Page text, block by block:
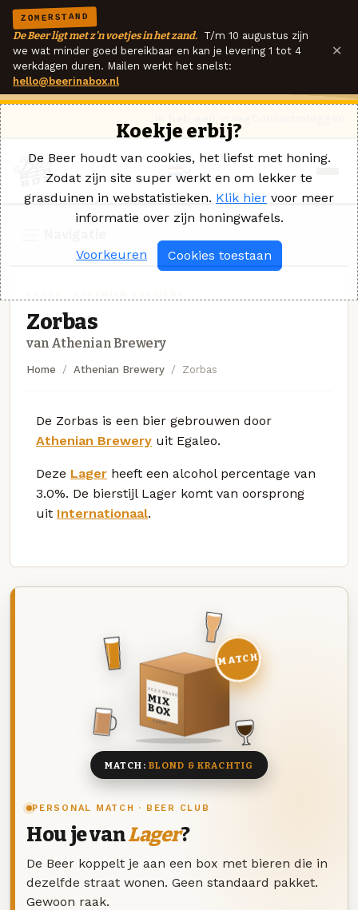
ZOMERSTAND
De Beer ligt met z'n voetjes in het zand. T/m 10 augustus zijn
we wat minder goed bereikbaar en kan je levering 1 tot 4
werkdagen duren. Mailen werkt het snelst:
hello@beerinabox.nl
×
Zorbas
van Athenian Brewery
Home Athenian Brewery Zorbas
De Zorbas is een bier gebrouwen door
Athenian Brewery uit Egaleo.
Deze Lager heeft een alcohol percentage van
3.0%. De bierstijl Lager komt van oorsprong
uit Internationaal.
PERSONAL MATCH · BEER CLUB
Hou je vanLager?
De Beer koppelt je aan een box met bieren die in
dezelfde straat wonen. Geen standaard pakket.
Gewoon raak.
DEZE MAAND
MIX
BOX
8 BIEREN
MATCH
MATCH: BLOND & KRACHTIG
Koekje erbij?
De Beer houdt van cookies, het liefst met honing.
Zodat zijn site super werkt en om lekker te
grasduinen in webstatistieken. Klik hier voor meer
informatie over zijn honingwafels.
Voorkeuren Cookies toestaan